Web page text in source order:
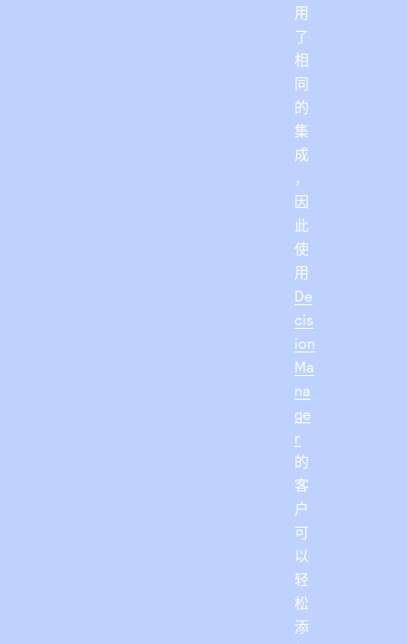
用
了
相
同
的
集
成
，
因
此
使
用
De
cis
ion
Ma
na
ge
r
的
客
户
可
以
轻
松
添